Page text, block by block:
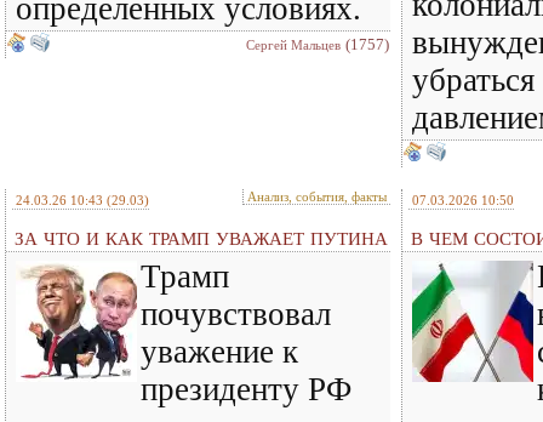
определенных условиях.
Сергей Мальцев (1757)
24.03.26 10:43 (29.03) Анализ, события, факты
ЗА ЧТО И КАК ТРАМП УВАЖАЕТ ПУТИНА
Трамп
почувствовал
уважение к
президенту РФ
07.03.2026 10:50
В ЧЕМ